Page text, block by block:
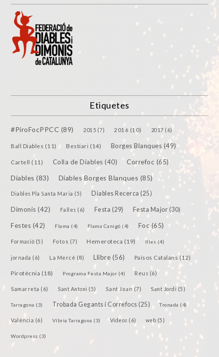
Etiquetes
#PiroFocPPCC (89) 2015 (7) 2016 (10) 2017 (6)
Ball Diables (11) Bestiari (14) Borges Blanques (49)
Cartell (11) Colla de Diables (40) Correfoc (65)
Diables (83) Diables Borges Blanques (85)
Diables Pla Santa Maria (5) Diables Recerca (25)
Dimonis (42) Falles (6) Festa (29) Festa Major (30)
Festes (42) Flama (4) Flama Canigó (4) Foc (65)
Formació (5) Fotos (7) Hemeroteca (19) Illes (4)
jornada (6) La Mercè (8) Llibre (56) Països Catalans (12)
Pirotècnia (18) Programa Festa Major (4) Reus (6)
Samarreta (6) Sant Antoni (5) Sant Joan (7) Sant Jordi (5)
Tarragona (3) Trobada Gegants i Correfocs (25) Tronada (4)
València (6) Víbria Tarragona (3) Vídeos (6) web (5)
Wordpress (3)